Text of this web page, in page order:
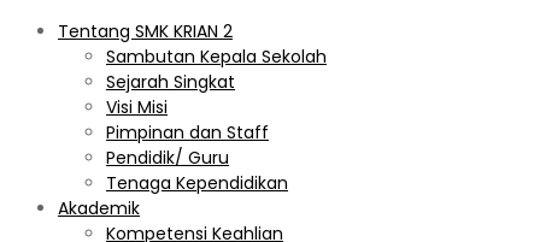
Tentang SMK KRIAN 2
Sambutan Kepala Sekolah
Sejarah Singkat
Visi Misi
Pimpinan dan Staff
Pendidik/ Guru
Tenaga Kependidikan
Akademik
Kompetensi Keahlian